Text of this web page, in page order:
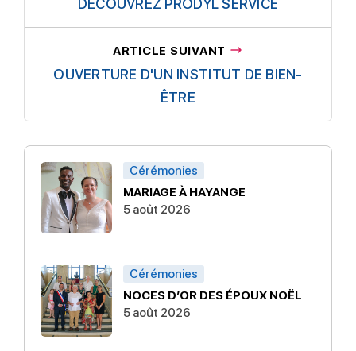
ARTICLE SUIVANT
OUVERTURE D'UN INSTITUT DE BIEN-
ÊTRE
Cérémonies
MARIAGE À HAYANGE
5 août 2026
Cérémonies
NOCES D’OR DES ÉPOUX NOËL
5 août 2026